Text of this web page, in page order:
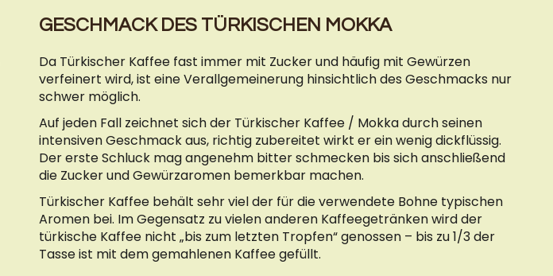
GESCHMACK DES TÜRKISCHEN MOKKA
Da Türkischer Kaffee fast immer mit Zucker und häufig mit Gewürzen
verfeinert wird, ist eine Verallgemeinerung hinsichtlich des Geschmacks nur
schwer möglich.
Auf jeden Fall zeichnet sich der Türkischer Kaffee / Mokka durch seinen
intensiven Geschmack aus, richtig zubereitet wirkt er ein wenig dickflüssig.
Der erste Schluck mag angenehm bitter schmecken bis sich anschließend
die Zucker und Gewürzaromen bemerkbar machen.
Türkischer Kaffee behält sehr viel der für die verwendete Bohne typischen
Aromen bei. Im Gegensatz zu vielen anderen Kaffeegetränken wird der
türkische Kaffee nicht „bis zum letzten Tropfen“ genossen – bis zu 1/3 der
Tasse ist mit dem gemahlenen Kaffee gefüllt.